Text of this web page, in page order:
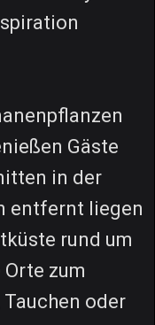
Gäste
in der
entfernt liegen
rund um
zum
oder